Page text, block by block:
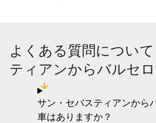
よくある質問につい
ティアンからバルセ
サン・セバスティアンから
車はありますか？